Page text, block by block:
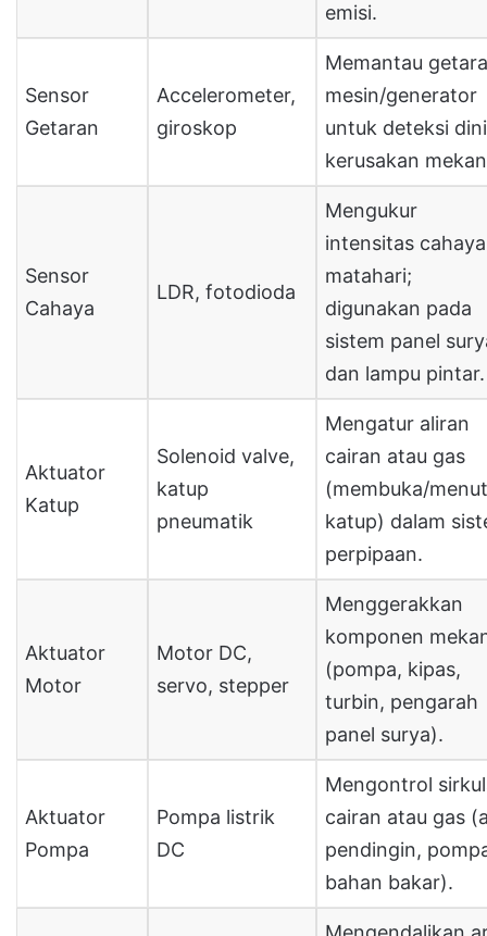
emisi.
Sensor
Getaran
Accelerometer,
giroskop
Memantau
mesin/generator
untuk deteksi dini
kerusakan
Sensor
Cahaya
LDR, fotodioda
Mengukur
intensitas cahaya
matahari;
digunakan pada
sistem panel
dan lampu pintar.
Aktuator
Katup
Solenoid valve,
katup
pneumatik
Mengatur aliran
cairan atau gas
(membuka/
katup) dalam
perpipaan.
Aktuator
Motor
Motor DC,
servo, stepper
Menggerakkan
komponen
(pompa, kipas,
turbin, pengarah
panel surya).
Aktuator
Pompa
Pompa listrik
DC
Mengontrol
cairan atau gas
pendingin,
bahan bakar).